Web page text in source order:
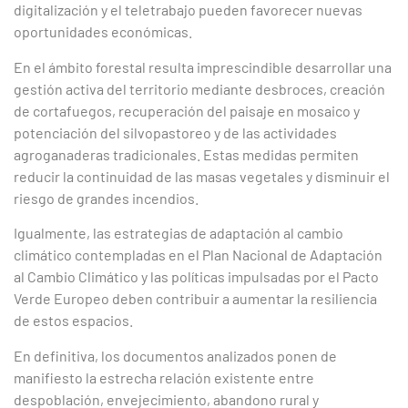
digitalización y el teletrabajo pueden favorecer nuevas
oportunidades económicas.
En el ámbito forestal resulta imprescindible desarrollar una
gestión activa del territorio mediante desbroces, creación
de cortafuegos, recuperación del paisaje en mosaico y
potenciación del silvopastoreo y de las actividades
agroganaderas tradicionales. Estas medidas permiten
reducir la continuidad de las masas vegetales y disminuir el
riesgo de grandes incendios.
Igualmente, las estrategias de adaptación al cambio
climático contempladas en el Plan Nacional de Adaptación
al Cambio Climático y las políticas impulsadas por el Pacto
Verde Europeo deben contribuir a aumentar la resiliencia
de estos espacios.
En definitiva, los documentos analizados ponen de
manifiesto la estrecha relación existente entre
despoblación, envejecimiento, abandono rural y